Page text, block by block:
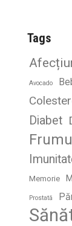
Tags
Avocado
Diabet
Memorie
Prostată